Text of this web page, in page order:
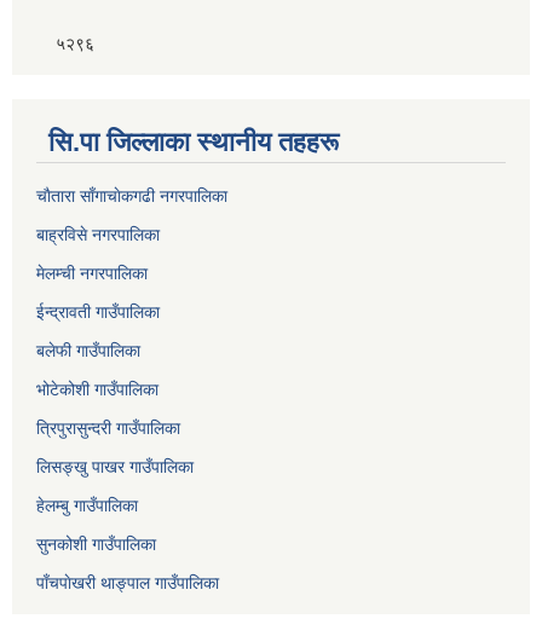
५२९६
सि.पा जिल्लाका स्थानीय तहहरू
चाैतारा साँगाचाेकगढी नगरपालिका
बाह्रविसे नगरपालिका
मेलम्ची नगरपालिका
ईन्द्रावती गाउँपालिका
बलेफी गाउँपालिका
भोटेकोशी गाउँपालिका
त्रिपुरासुन्दरी गाउँपालिका
लिसङ्खु पाखर गाउँपालिका
हेलम्बु गाउँपालिका
सुनकोशी गाउँपालिका
पाँचपाेखरी थाङ्पाल गाउँपालिका